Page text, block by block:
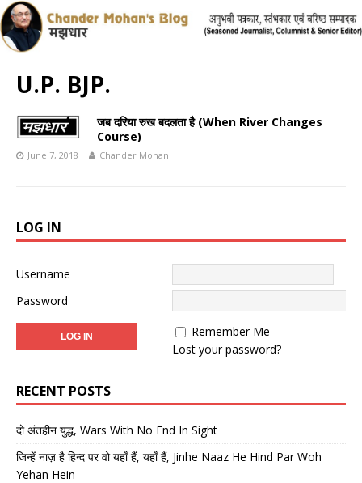
U.P. BJP.
जब दरिया रुख बदलता है (When River Changes
Course)
June 7, 2018 Chander Mohan
LOG IN
Username
Password
Remember Me
Lost your password?
RECENT POSTS
दो अंतहीन युद्ध, Wars With No End In Sight
जिन्हें नाज़ है हिन्द पर वो यहाँ हैं, यहाँ हैं, Jinhe Naaz He Hind Par Woh
Yehan Hein